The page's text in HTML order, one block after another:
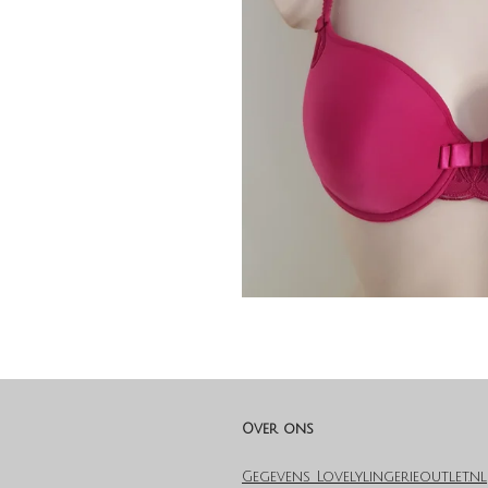
Over ons
Gegevens Lovelylingerieoutlet.nl